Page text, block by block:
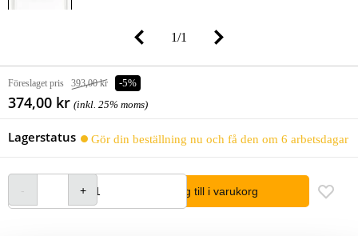
1/1
Föreslaget pris 393,00 kr -5%
374,00 kr (inkl. 25% moms)
Lagerstatus Gör din beställning nu och få den om 6 arbetsdagar
lägg till i varukorg